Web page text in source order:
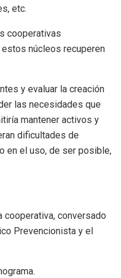
etc.
cooperativas
núcleos recuperen
y evaluar la creación
las necesidades que
mantener activos y
dificultades de
en el uso, de ser posible,
cooperativa, conversado
Prevencionista y el